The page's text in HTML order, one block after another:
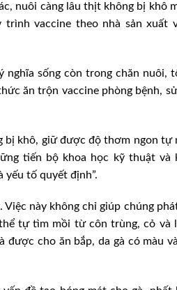
nuôi càng lâu thịt không bị khô
vaccine theo nhà sản xuất
nghĩa sống còn trong chăn nuôi,
ăn trộn vaccine phòng bệnh,
bị khô, giữ được độ thơm ngon tự
tiến bộ khoa học kỹ thuật và
yếu tố quyết định”.
này không chỉ giúp chúng
tự tìm mồi từ côn trùng, cỏ và
được cho ăn bắp, da gà có màu